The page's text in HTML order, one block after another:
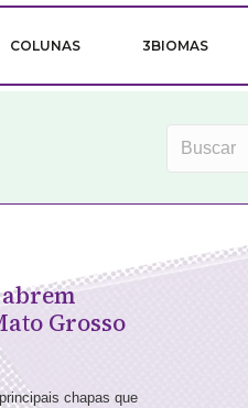
COLUNAS 3BIOMAS
Grosso
chapas que